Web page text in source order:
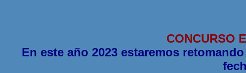
CONCURSO
En este año 2023 estaremos